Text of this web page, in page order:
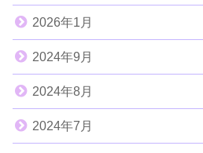
2026年1月
2024年9月
2024年8月
2024年7月